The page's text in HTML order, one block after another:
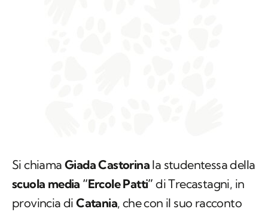
Si chiama Giada Castorina la studentessa della
scuola media “Ercole Patti” di Trecastagni, in
provincia diCatania, che con il suo racconto